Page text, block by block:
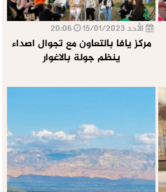
الأحد 15/01/2023
مركز يافا بالتعاون مع تجوال اصداء
ينظم جولة بالاغوار